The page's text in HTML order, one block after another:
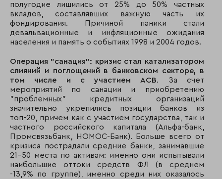
26 35 ОРГРЭСБАНК
27 22 Банк "Зенит"
28 26
Международный
29 27 Банк
30 33 ИНГ банк
31 32 АКБ МБРР
32 31 Ханты-
33 28
Кит финанс
инвестиционный
полугодие лишились от 25% до 50% частных
вкладов, составлявших важную часть их
фондирования. Причиной паники стали
девальвационные и инфляционные ожидания
населения и память о событиях 1998 и 2004 годов.
Операция "санация": кризис стал катализатором
слияний и поглощений в банковском секторе, в
том числе и с участием АСВ. За счет
мероприятий по санации и приобретению
"проблемных" кредитных организаций
значительно укрепились позиции банков из
топ-20, причем как с участием государства, так и
частного российского капитала (Альфа-банк,
Промсвязьбанк, НОМОС-Банк). Больше всего от
кризиса пострадали средние банки, занимавшие
21-50 места по активам: именно они испытывали
наибольшие оттоки средств ФЛ (в среднем
-13,9% по группе), именно среди них оказалось